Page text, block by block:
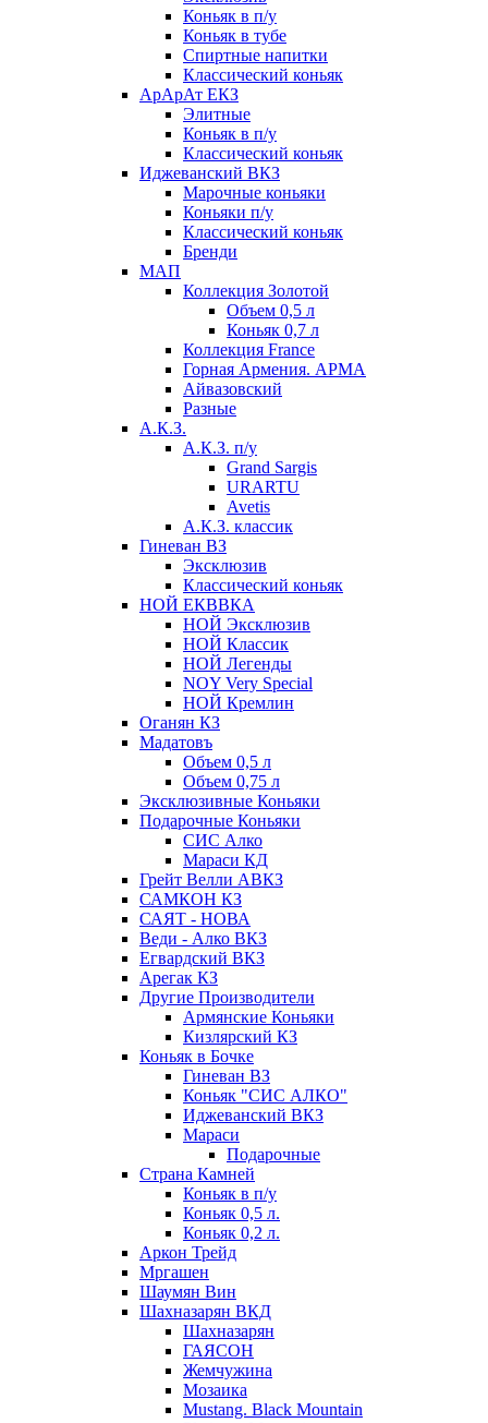
Коньяк в п/у
Коньяк в тубе
Спиртные напитки
Классический коньяк
АрАрАт ЕКЗ
Элитные
Коньяк в п/у
Классический коньяк
Иджеванский ВКЗ
Марочные коньяки
Коньяки п/у
Классический коньяк
Бренди
МАП
Коллекция Золотой
Объем 0,5 л
Коньяк 0,7 л
Коллекция France
Горная Армения. АРМА
Айвазовский
Разные
А.К.З.
А.К.З. п/у
Grand Sargis
URARTU
Avetis
А.К.З. классик
Гиневан ВЗ
Эксклюзив
Классический коньяк
НОЙ ЕКВВКА
НОЙ Эксклюзив
НОЙ Классик
НОЙ Легенды
NOY Very Speсial
НОЙ Кремлин
Оганян КЗ
Мадатовъ
Объем 0,5 л
Объем 0,75 л
Эксклюзивные Коньяки
Подарочные Коньяки
СИС Алко
Мараси КД
Грейт Велли АВКЗ
САМКОН КЗ
САЯТ - НОВА
Веди - Алко ВКЗ
Егвардский ВКЗ
Арегак КЗ
Другие Производители
Армянские Коньяки
Кизлярский КЗ
Коньяк в Бочке
Гиневан ВЗ
Коньяк "СИС АЛКО"
Иджеванский ВКЗ
Мараси
Подарочные
Страна Камней
Коньяк в п/у
Коньяк 0,5 л.
Коньяк 0,2 л.
Аркон Трейд
Мргашен
Шаумян Вин
Шахназарян ВКД
Шахназарян
ГАЯСОН
Жемчужина
Мозаика
Mustang. Black Mountain